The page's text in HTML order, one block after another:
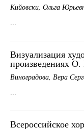
Кийовски, Ольга
...
Визуализация
произведениях
Виноградова, Вера
...
Всероссийское